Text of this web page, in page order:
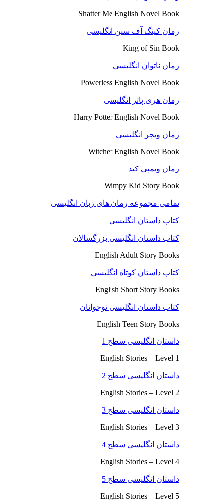
Shatter Me English Novel Book
رمان کینگ آف سین انگلیسی
King of Sin Book
رمان ناتوان انگلیسی
Powerless English Novel Book
رمان هری پاتر انگلیسی
Harry Potter English Novel Book
رمان ویچر انگلیسی
Witcher English Novel Book
رمان ویمپی کید
Wimpy Kid Story Book
تمامی مجموعه رمان های زبان انگلیسی
کتاب داستان انگلیسی
کتاب داستان انگلیسی بزرگسالان
English Adult Story Books
کتاب داستان کوتاه انگلیسی
English Short Story Books
کتاب داستان انگلیسی نوجوانان
English Teen Story Books
داستان انگلیسی سطح 1
English Stories – Level 1
داستان انگلیسی سطح 2
English Stories – Level 2
داستان انگلیسی سطح 3
English Stories – Level 3
داستان انگلیسی سطح 4
English Stories – Level 4
داستان انگلیسی سطح 5
English Stories – Level 5